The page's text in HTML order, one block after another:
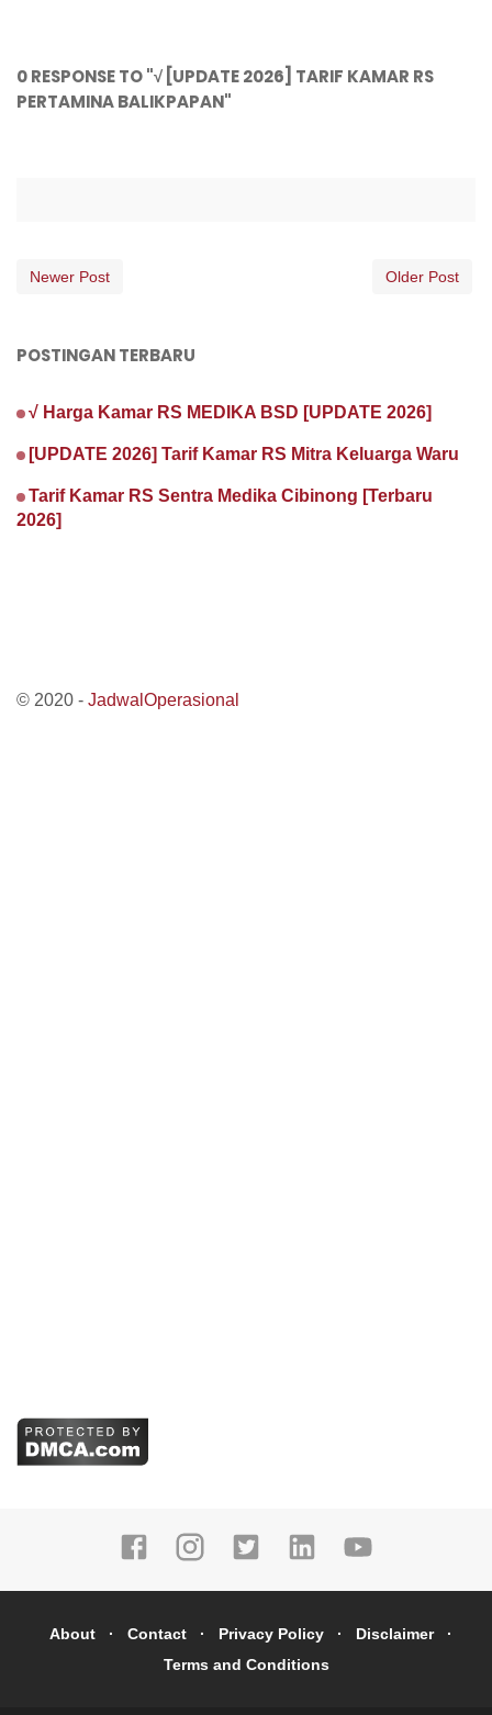
0 RESPONSE TO "√ [UPDATE 2026] TARIF KAMAR RS
PERTAMINA BALIKPAPAN"
Newer Post Older Post
POSTINGAN TERBARU
√ Harga Kamar RS MEDIKA BSD [UPDATE 2026]
[UPDATE 2026] Tarif Kamar RS Mitra Keluarga Waru
Tarif Kamar RS Sentra Medika Cibinong [Terbaru
2026]
© 2020 - JadwalOperasional
About Contact Privacy Policy
Disclaimer
Terms and Conditions